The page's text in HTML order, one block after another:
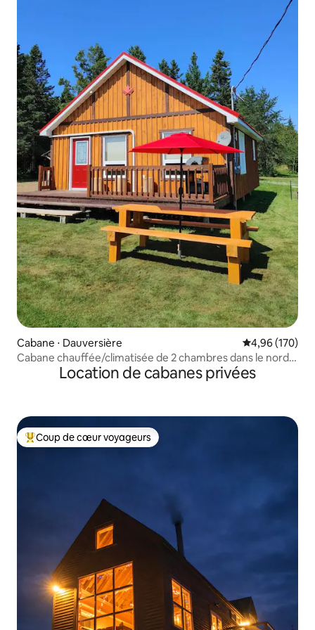
Cabane ⋅ Dauversière Évaluation
4,96 (170)
Cabane chauffée/climatisée de 2 chambres dans le nord
Location de cabanes privées
Coups de cœur voyageurs les plus appréciés
Coup de cœur voyageurs